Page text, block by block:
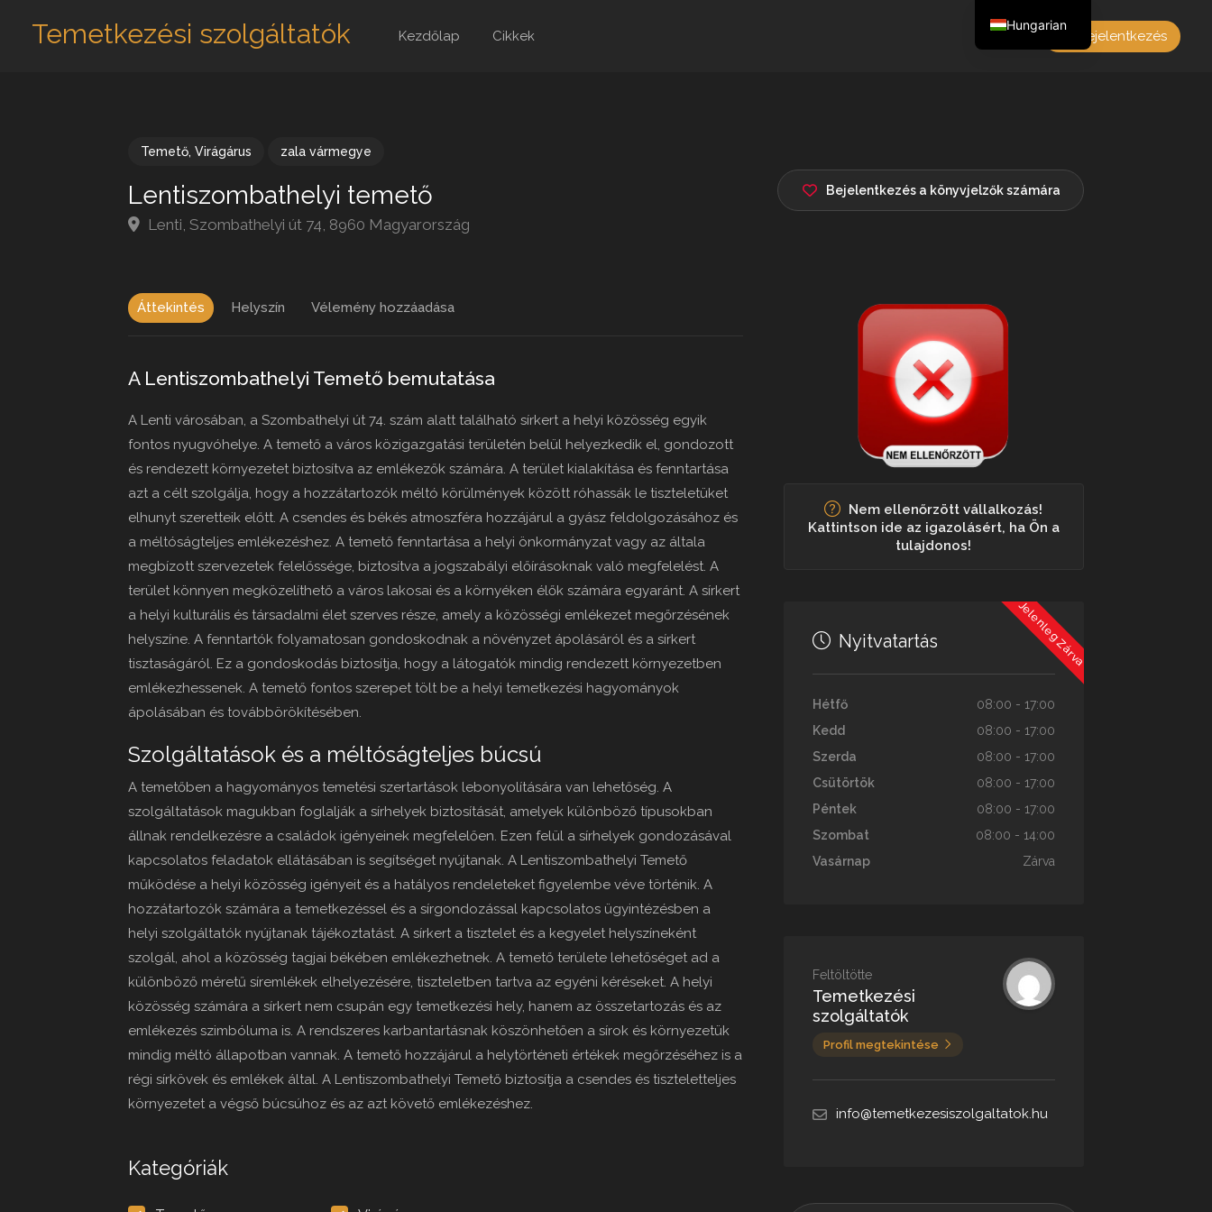
Temetkezési szolgáltatók Kezdőlap Cikkek Bejelentkezés
Temető, Virágárus zala vármegye
Lentiszombathelyi temető
Lenti, Szombathelyi út 74, 8960 Magyarország
Bejelentkezés a könyvjelzők számára
Áttekintés Helyszín Vélemény hozzáadása
A Lentiszombathelyi Temető bemutatása
A Lenti városában, a Szombathelyi út 74. szám alatt található sírkert a helyi közösség egyik
fontos nyugvóhelye. A temető a város közigazgatási területén belül helyezkedik el, gondozott
és rendezett környezetet biztosítva az emlékezők számára. A terület kialakítása és fenntartása
azt a célt szolgálja, hogy a hozzátartozók méltó körülmények között róhassák le tiszteletüket
elhunyt szeretteik előtt. A csendes és békés atmoszféra hozzájárul a gyász feldolgozásához és
a méltóságteljes emlékezéshez. A temető fenntartása a helyi önkormányzat vagy az általa
megbízott szervezetek felelőssége, biztosítva a jogszabályi előírásoknak való megfelelést. A
terület könnyen megközelíthető a város lakosai és a környéken élők számára egyaránt. A sírkert
a helyi kulturális és társadalmi élet szerves része, amely a közösségi emlékezet megőrzésének
helyszíne. A fenntartók folyamatosan gondoskodnak a növényzet ápolásáról és a sírkert
tisztaságáról. Ez a gondoskodás biztosítja, hogy a látogatók mindig rendezett környezetben
emlékezhessenek. A temető fontos szerepet tölt be a helyi temetkezési hagyományok
ápolásában és továbbörökítésében.
Szolgáltatások és a méltóságteljes búcsú
A temetőben a hagyományos temetési szertartások lebonyolítására van lehetőség. A
szolgáltatások magukban foglalják a sírhelyek biztosítását, amelyek különböző típusokban
állnak rendelkezésre a családok igényeinek megfelelően. Ezen felül a sírhelyek gondozásával
kapcsolatos feladatok ellátásában is segítséget nyújtanak. A Lentiszombathelyi Temető
működése a helyi közösség igényeit és a hatályos rendeleteket figyelembe véve történik. A
hozzátartozók számára a temetkezéssel és a sírgondozással kapcsolatos ügyintézésben a
helyi szolgáltatók nyújtanak tájékoztatást. A sírkert a tisztelet és a kegyelet helyszíneként
szolgál, ahol a közösség tagjai békében emlékezhetnek. A temető területe lehetőséget ad a
különböző méretű síremlékek elhelyezésére, tiszteletben tartva az egyéni kéréseket. A helyi
közösség számára a sírkert nem csupán egy temetkezési hely, hanem az összetartozás és az
emlékezés szimbóluma is. A rendszeres karbantartásnak köszönhetően a sírok és környezetük
mindig méltó állapotban vannak. A temető hozzájárul a helytörténeti értékek megőrzéséhez is a
régi sírkövek és emlékek által. A Lentiszombathelyi Temető biztosítja a csendes és tiszteletteljes
környezetet a végső búcsúhoz és az azt követő emlékezéshez.
Kategóriák
Nem ellenőrzött vállalkozás!
Kattintson ide az igazolásért, ha Ön a
tulajdonos!
Jelenleg Zárva
Nyitvatartás
Hétfő
08:00 - 17:00
Kedd
08:00 - 17:00
Szerda
08:00 - 17:00
Csütörtök
08:00 - 17:00
Péntek
08:00 - 17:00
Szombat
08:00 - 14:00
Vasárnap
Zárva
Feltöltötte
Temetkezési
szolgáltatók
Profil megtekintése
info@temetkezesiszolgaltatok.hu
Hungarian
English
French